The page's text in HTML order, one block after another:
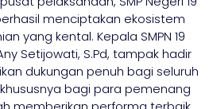
menciptakan ekosistem
yang kental. Kepala SMPN 19
Setijowati, S.Pd, tampak hadir
dukungan penuh bagi seluruh
bagi para pemenang